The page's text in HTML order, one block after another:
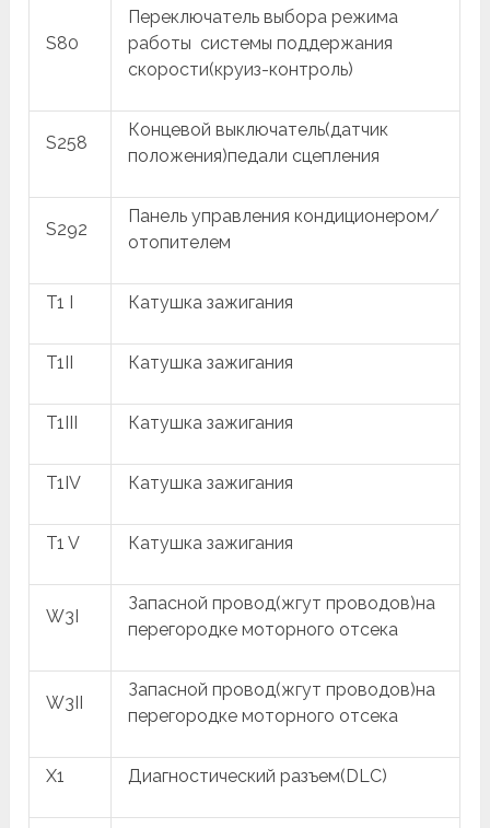
S80
Переключатель выбора режима
работы системы поддержания
скорости(круиз-контроль)
S258
Концевой выключатель(датчик
положения)педали сцепления
S292
Панель управления кондиционером/
отопителем
T1 I Катушка зажигания
T1II Катушка зажигания
T1III Катушка зажигания
T1IV Катушка зажигания
T1 V Катушка зажигания
W3I
Запасной провод(жгут проводов)на
перегородке моторного отсека
W3II
Запасной провод(жгут проводов)на
перегородке моторного отсека
X1 Диагностический разъем(DLC)